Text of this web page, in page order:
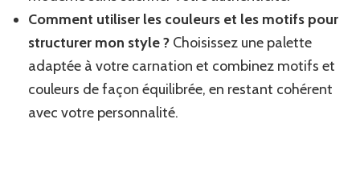
Comment utiliser les couleurs et les motifs pour
structurer mon style ? Choisissez une palette
adaptée à votre carnation et combinez motifs et
couleurs de façon équilibrée, en restant cohérent
avec votre personnalité.